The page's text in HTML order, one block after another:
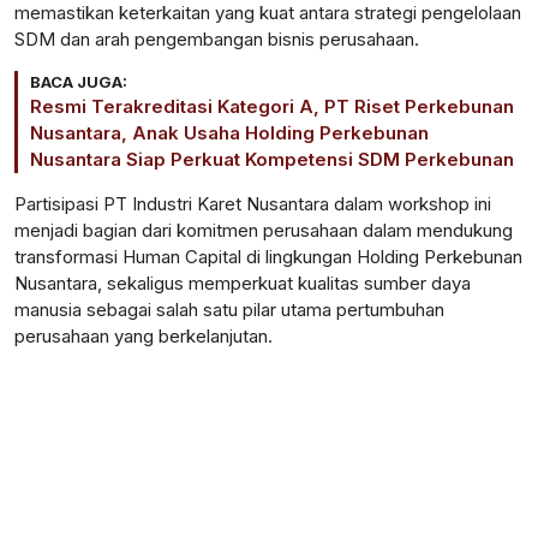
memastikan keterkaitan yang kuat antara strategi pengelolaan
SDM dan arah pengembangan bisnis perusahaan.
BACA JUGA:
Resmi Terakreditasi Kategori A, PT Riset Perkebunan
Nusantara, Anak Usaha Holding Perkebunan
Nusantara Siap Perkuat Kompetensi SDM Perkebunan
Partisipasi PT Industri Karet Nusantara dalam workshop ini
menjadi bagian dari komitmen perusahaan dalam mendukung
transformasi Human Capital di lingkungan Holding Perkebunan
Nusantara, sekaligus memperkuat kualitas sumber daya
manusia sebagai salah satu pilar utama pertumbuhan
perusahaan yang berkelanjutan.